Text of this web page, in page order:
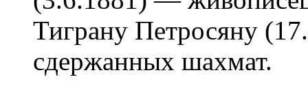
Тиграну Петросяну
сдержанных шахмат.